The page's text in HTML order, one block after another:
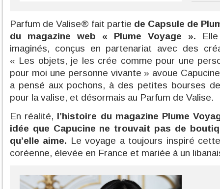
Parfum de Valise® fait partie de Capsule de
du magazine web « Plume Voyage ».
imaginés, conçus en partenariat avec des
« Les objets, je les crée comme pour une
pour moi une personne vivante » avoue
a pensé aux pochons, à des petites bourses
pour la valise, et désormais au Parfum de Valise.
En réalité, l’histoire du magazine Plume
idée que Capucine ne trouvait pas de
qu’elle aime. Le voyage a toujours inspiré
coréenne, élevée en France et mariée à un